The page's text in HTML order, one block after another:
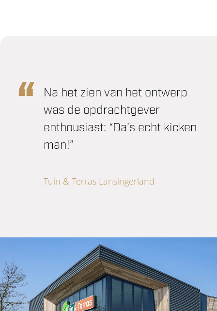
Na het zien van het ontwerp
was de opdrachtgever
enthousiast: “Da’s echt kicken
man!”
Tuin & Terras Lansingerland